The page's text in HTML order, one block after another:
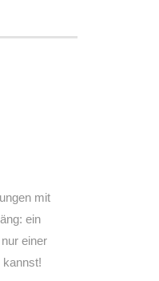
mit
ein
einer
kannst!